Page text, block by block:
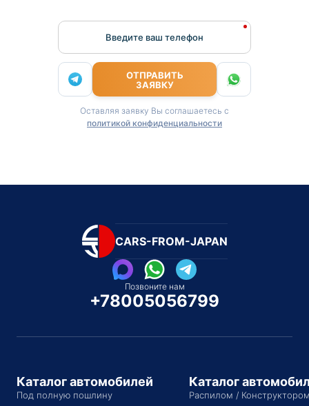
Введите ваш телефон
ОТПРАВИТЬ
ЗАЯВКУ
Оставляя заявку Вы соглашаетесь с
политикой конфиденциальности
CARS-FROM-JAPAN
Позвоните нам
+78005056799
Каталог автомобилей
Под полную пошлину
Каталог
Распилом /